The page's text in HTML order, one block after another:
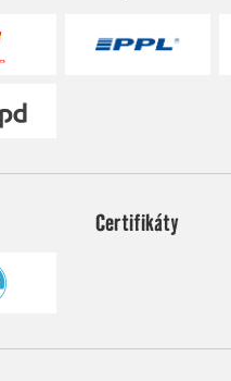
Certifikáty